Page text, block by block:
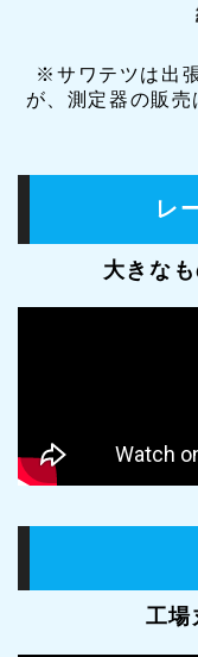
※サワテツは出
が、測定器の販
レ
大きな
工場